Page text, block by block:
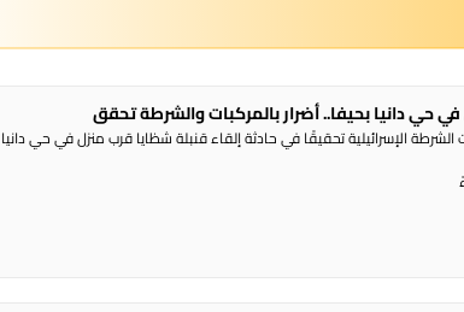
حي دانيا بحيفا.. أضرار بالمركبات والشرطة تحقق
الإسرائيلية تحقيقًا في حادثة إلقاء قنبلة شظايا قرب منزل في حي دانيا